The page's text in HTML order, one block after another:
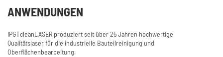
ANWENDUNGEN
IPG | cleanLASER produziert seit über 25 Jahren hochwertige
Qualitätslaser für die industrielle Bauteilreinigung und
Oberflächenbearbeitung.